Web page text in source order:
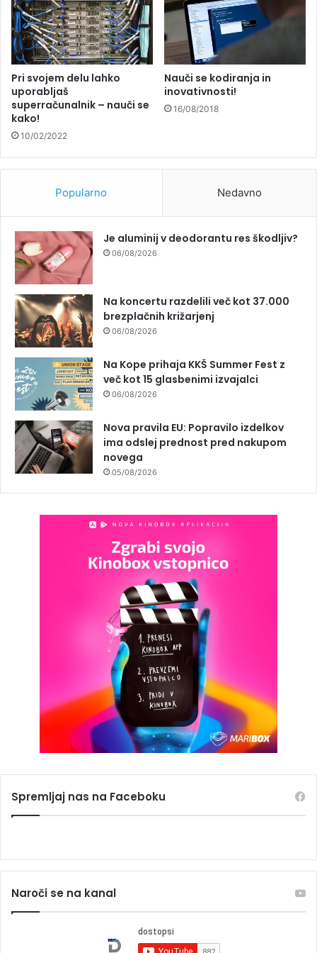
Pri svojem delu lahko
uporabljaš
superračunalnik – nauči se
kako!
10/02/2022
Nauči se kodiranja in
inovativnosti!
16/08/2018
Popularno Nedavno
Je aluminij v deodorantu res škodljiv?
06/08/2026
Na koncertu razdelili več kot 37.000
brezplačnih križarjenj
06/08/2026
Na Kope prihaja KKŠ Summer Fest z
več kot 15 glasbenimi izvajalci
06/08/2026
Nova pravila EU: Popravilo izdelkov
ima odslej prednost pred nakupom
novega
05/08/2026
Spremljaj nas na Faceboku
Naroči se na kanal